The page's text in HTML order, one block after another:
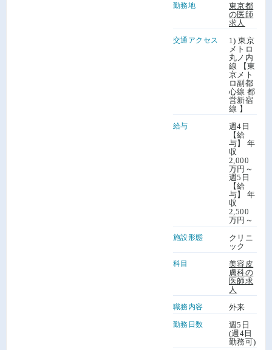
勤務地
東京都
の医師
求人
交通アクセス
1) 東京
メトロ
丸ノ内
線 【東
京メト
ロ副都
心線 都
営新宿
線 】
給与
週4日
【給
与】 年
収
2,000
万円～
週5日
【給
与】 年
収
2,500
万円～
施設形態
クリニ
ック
科目
美容皮
膚科の
医師求
人
職務内容 外来
勤務日数
週5日
(週4日
勤務可)